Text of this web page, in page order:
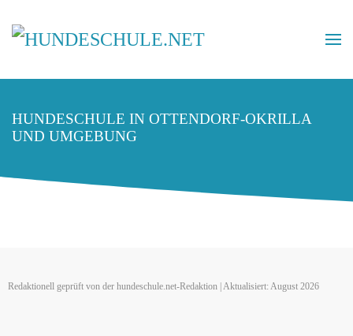
HUNDESCHULE IN OTTENDORF-OKRILLA
UND UMGEBUNG
Redaktionell geprüft von der hundeschule.net-Redaktion | Aktualisiert: August 2026